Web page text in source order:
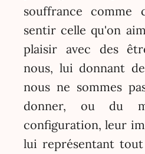
souffrance comme
sentir celle qu'on
plaisir avec des
nous, lui donnant
nous ne sommes
donner, ou du
configuration, leur
lui représentant